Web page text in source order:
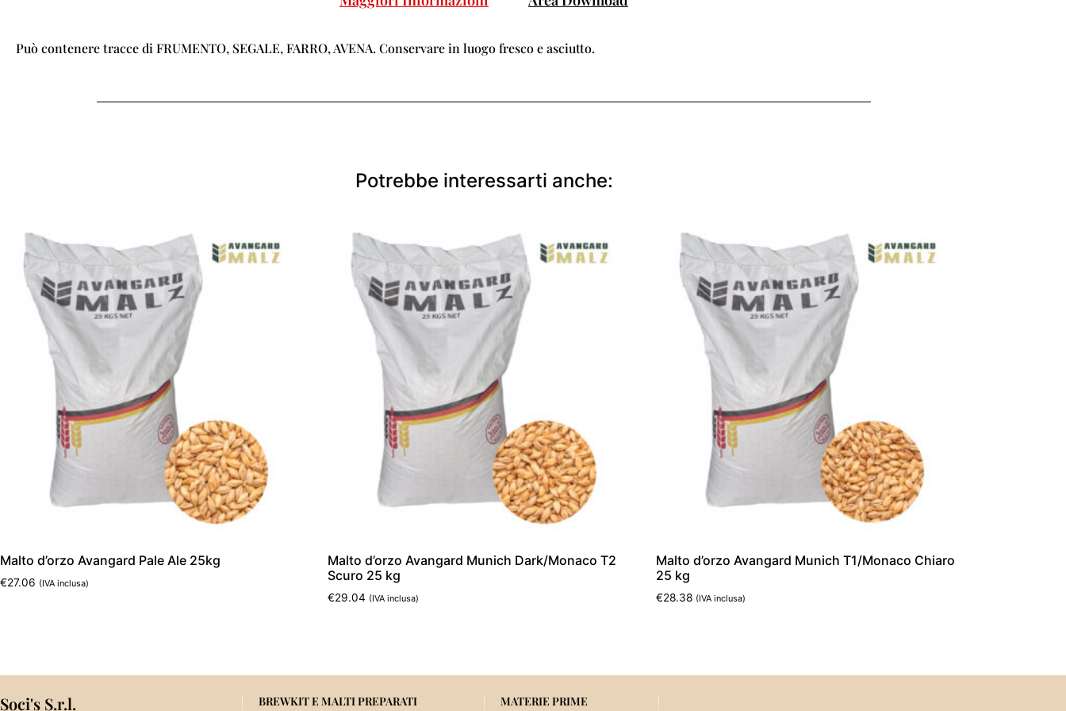
Può contenere tracce di FRUMENTO, SEGALE, FARRO, AVENA. Conservare in luogo fresco e asciutto.
Potrebbe interessarti anche:
Malto d’orzo Avangard Pale Ale 25kg
€27.06 (IVA inclusa)
Malto d’orzo Avangard Munich Dark/Monaco T2
Scuro 25 kg
€29.04 (IVA inclusa)
Malto d’orzo Avangard Munich T1/Monaco Chiaro
25 kg
€28.38 (IVA inclusa)
Soci's S.r.l. BREWKIT E MALTI PREPARATI MATERIE PRIME